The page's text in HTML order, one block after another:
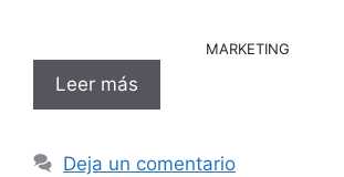
MARKETING
Leer más
Deja un comentario